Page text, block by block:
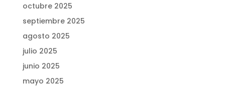
octubre 2025
septiembre 2025
agosto 2025
julio 2025
junio 2025
mayo 2025